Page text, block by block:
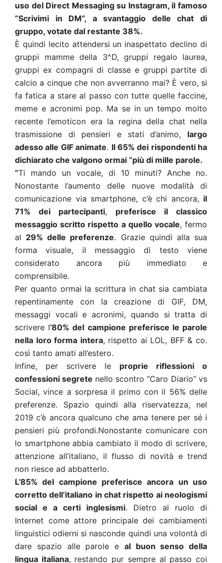
uso del Direct Messaging su Instagram, il famoso
“Scrivimi in DM”, a svantaggio delle chat di
gruppo, votate dal restante 38%.
È quindi lecito attendersi un inaspettato declino di
gruppi mamme della 3^D, gruppi regalo laurea,
gruppi ex compagni di classe e gruppi partite di
calcio a cinque che non avverranno mai? È vero, si
fa fatica a stare al passo con tutte quelle faccine,
meme e acronimi pop. Ma se in un tempo molto
recente l’emoticon era la regina della chat nella
trasmissione di pensieri e stati d’animo, largo
adesso alle GIF animate. Il 65% dei rispondenti ha
dichiarato che valgono ormai “più di mille parole.
”Ti mando un vocale, di 10 minuti? Anche no.
Nonostante l’aumento delle nuove modalità di
comunicazione via smartphone, c’è chi ancora, il
71% dei partecipanti, preferisce il classico
messaggio scritto rispetto a quello vocale, fermo
al 29% delle preferenze. Grazie quindi alla sua
forma visuale, il messaggio di testo viene
considerato ancora più immediato e
comprensibile.
Per quanto ormai la scrittura in chat sia cambiata
repentinamente con la creazione di GIF, DM,
messaggi vocali e acronimi, quando si tratta di
scrivere l’80% del campione preferisce le parole
nella loro forma intera, rispetto ai LOL, BFF & co.
così tanto amati all’estero.
Infine, per scrivere le proprie riflessioni o
confessioni segrete nello scontro “Caro Diario” vs
Social, vince a sorpresa il primo con il 56% delle
preferenze. Spazio quindi alla riservatezza, nel
2019 c’è ancora qualcuno che ama tenere per sé i
pensieri più profondi.Nonostante comunicare con
lo smartphone abbia cambiato il modo di scrivere,
attenzione all’italiano, il flusso di novità e trend
non riesce ad abbatterlo.
L’85% del campione preferisce ancora un uso
corretto dell’italiano in chat rispetto ai neologismi
social e a certi inglesismi. Dietro al ruolo di
Internet come attore principale dei cambiamenti
linguistici odierni si nasconde quindi una volontà di
dare spazio alle parole e al buon senso della
lingua italiana, restando pur sempre al passo coi